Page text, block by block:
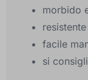
morbido
facile
si